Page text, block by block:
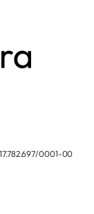
0001-00